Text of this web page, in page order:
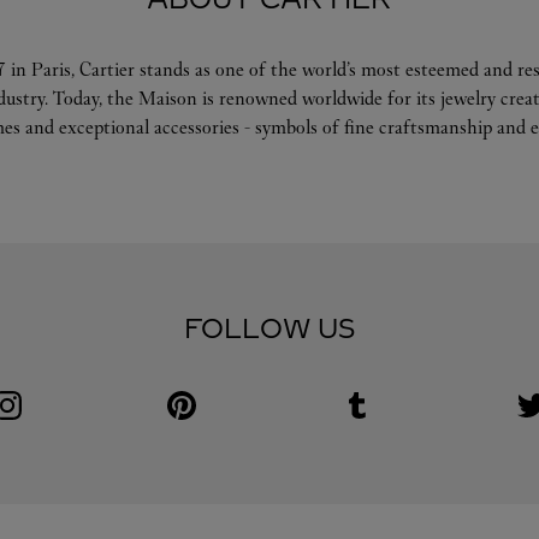
in Paris, Cartier stands as one of the world’s most esteemed and
Today, the Maison is renowned worldwide for its jewelry
and exceptional accessories - symbols of fine craftsmanship and
FOLLOW US
Visit us on Instagram
Link Opens in New Tab Visit us on Pinterest
Link Opens in New Tab Visit us on Tumblr
Link Opens in New Tab